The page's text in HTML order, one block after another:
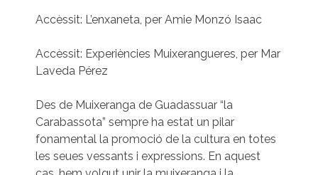
Accèssit: L’enxaneta, per Amie Monzó Isaac
Accèssit: Experiències Muixerangueres, per Mar
Laveda Pérez
Des de Muixeranga de Guadassuar “la
Carabassota” sempre ha estat un pilar
fonamental la promoció de la cultura en totes
les seues vessants i expressions. En aquest